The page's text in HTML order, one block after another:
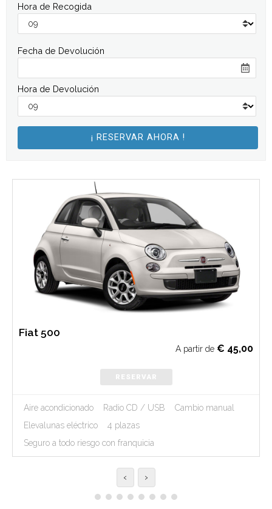
Hora de Recogida
Fecha de Devolución
Hora de Devolución
Fiat 500
A partir de € 45,00
RESERVAR
Aire acondicionado Radio CD / USB
Cambio manual
Elevalunas eléctrico
4 plazas
Seguro a todo riesgo con franquicia
‹ ›